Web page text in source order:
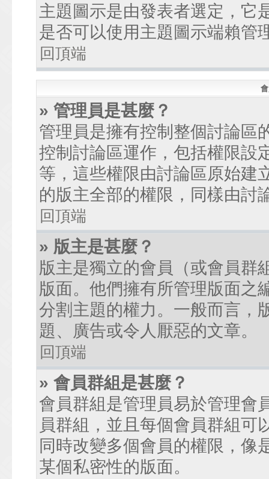
主題圖示是由發表者選定，它
是否可以使用主題圖示端賴管
回頂端
» 管理員是甚麼？
管理員是擁有控制整個討論區
控制討論區運作，包括權限設
等，這些權限由討論區原始建
的版主全部的權限，同樣由討
回頂端
» 版主是甚麼？
版主是獨立的會員（或會員群
版面。他們擁有所管理版面之
分割主題的權力。一般而言，
題、廣告或令人厭惡的文章。
回頂端
» 會員群組是甚麼？
會員群組是管理員易於管理會
員群組，並且每個會員群組可
同時改變多個會員的權限，像
某個私密性的版面。